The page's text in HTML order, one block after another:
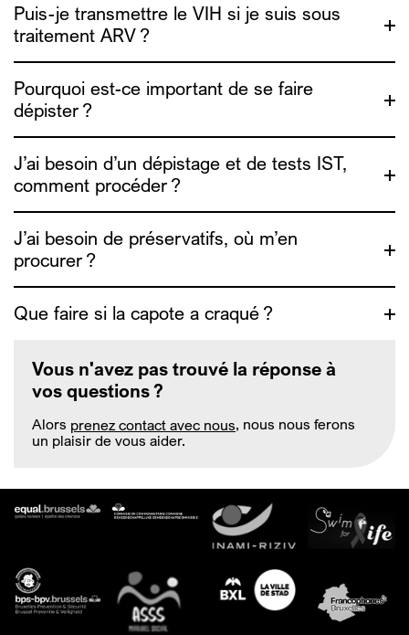
rendez-vous ici
http://www.genrespluriels.be/-Traitements-
Hormonaux-TH-
http://www.genrespluriels.be/Guide-de-sante-
Puis-je transmettre le VIH si je suis sous
traitement ARV ?
https://www.exaequo.be/fr/ta-
sante/undetectable
Pourquoi est-ce important de se faire
dépister ?
https://www.exaequo.be/fr/
J’ai besoin d’un dépistage et de tests IST,
comment procéder ?
J’ai besoin de préservatifs, où m’en
procurer ?
sexuels/#notions-de-base
https://www.zanzu.be/fr
Que faire si la capote a craqué ?
sexuels/#notions-de-base
https://www.exaequo.be/fr/safer-sex
https://www.genrespluriels.be/Guide-
de-sante-sexuelle
Vous n'avez pas trouvé la réponse à
vos questions ?
Alors prenez contact avec nous, nous nous ferons
un plaisir de vous aider.